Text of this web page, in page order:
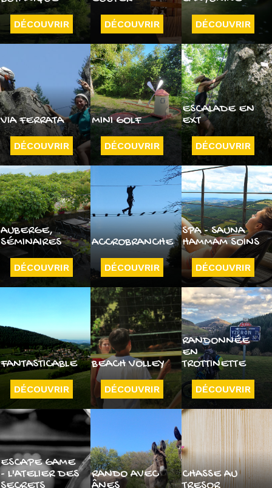
DÉCOUVRIR DÉCOUVRIR DÉCOUVRIR
VIA FERRATA
DÉCOUVRIR
MINI GOLF
DÉCOUVRIR
ESCALADE EN
EXT
DÉCOUVRIR
AUBERGE,
SÉMINAIRES
DÉCOUVRIR
ACCROBRANCHE
DÉCOUVRIR
SPA - SAUNA
HAMMAM SOINS
DÉCOUVRIR
FANTASTICABLE
DÉCOUVRIR
BEACH VOLLEY
DÉCOUVRIR
RANDONNÉE
EN
TROTTINETTE
DÉCOUVRIR
ESCAPE GAME
- L'ATELIER DES
RANDO AVEC
CHASSE AU